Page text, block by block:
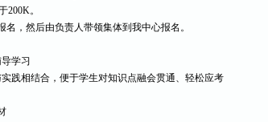
200K。
，然后由负责人带领集体到我中心报名。
学习
践相结合，便于学生对知识点融会贯通、轻松应考